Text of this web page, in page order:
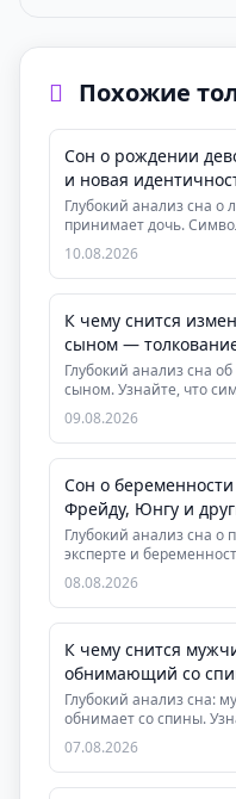
Похожие
Сон о рождении
и новая
Глубокий анализ сна о
принимает дочь.
10.08.2026
К чему снится
сыном —
Глубокий анализ сна
сыном. Узнайте, что
09.08.2026
Сон о
Фрейду, Юнгу и
Глубокий анализ сна
эксперте и
толковани...
08.08.2026
К чему снится
обнимающий со
Глубокий анализ сна:
обнимает со спины.
сон ...
07.08.2026